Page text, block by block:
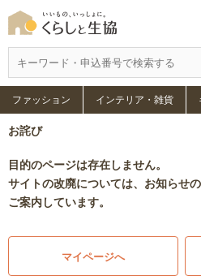
ファッション インテリア・雑貨
お詫び
目的のページは存在しません。
サイトの改廃については、お知らせ
ご案内しています。
マイページへ